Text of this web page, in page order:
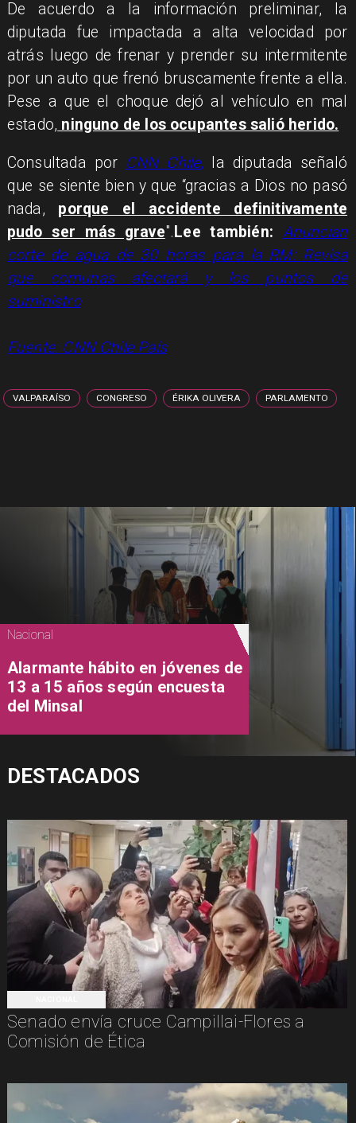
De acuerdo a la información preliminar, la
diputada fue impactada a alta velocidad por
atrás luego de frenar y prender su intermitente
por un auto que frenó bruscamente frente a ella.
Pese a que el choque dejó al vehículo en mal
estado, ninguno de los ocupantes salió herido.
Consultada por CNN Chile, la diputada señaló
que se siente bien y que “gracias a Dios no pasó
nada, porque el accidente definitivamente
pudo ser más grave". Lee también: Anuncian
corte de agua de 30 horas para la RM: Revisa
que comunas afectará y los puntos de
suministro
Fuente: CNN Chile País
VALPARAÍSO CONGRESO ÉRIKA OLIVERA PARLAMENTO
Senado envía cruce Campillai-Flores a
Comisión de Ética
Nacional
Alarmante hábito en jóvenes de
13 a 15 años según encuesta
del Minsal
DESTACADOS